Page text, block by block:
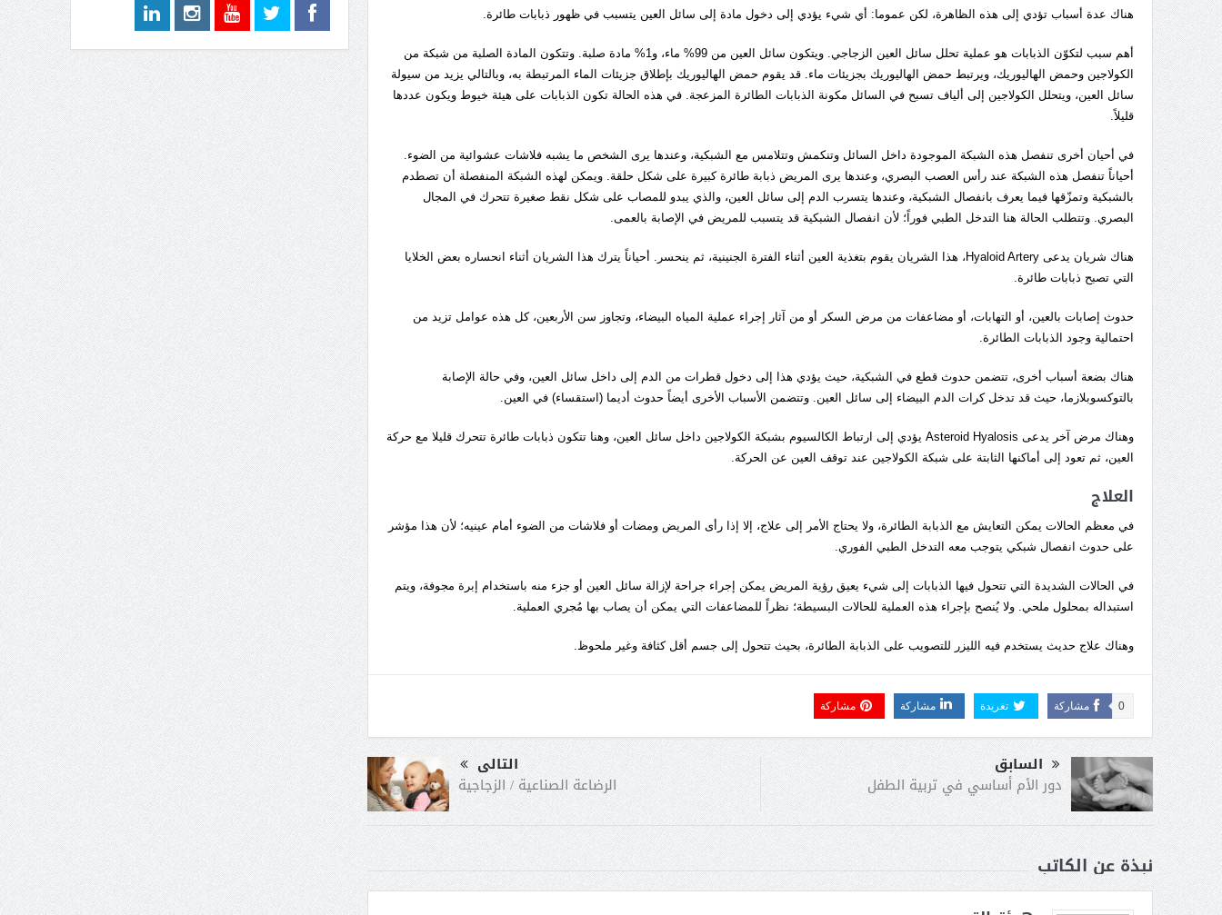
هناك عدة أسباب تؤدي إلى هذه الظاهرة، لكن عموما: أي شيء يؤدي إلى دخول مادة إلى سائل العين يتسبب في ظهور ذبابات طائرة.
أهم سبب لتكوّن الذبابات هو عملية تحلل سائل العين الزجاجي. ويتكون سائل العين من 99% ماء، و1% مادة صلبة. وتتكون المادة الصلبة من شبكة من
الكولاجين وحمض الهاليوريك، ويرتبط حمض الهاليوريك بجزيئات ماء. قد يقوم حمض الهاليوريك بإطلاق جزيئات الماء المرتبطة به، وبالتالي يزيد من سيولة
سائل العين، ويتحلل الكولاجين إلى ألياف تسبح في السائل مكونة الذبابات الطائرة المزعجة. في هذه الحالة تكون الذبابات على هيئة خيوط ويكون عددها
قليلاً.
في أحيان أخرى تنفصل هذه الشبكة الموجودة داخل السائل وتنكمش وتتلامس مع الشبكية، وعندها يرى الشخص ما يشبه فلاشات عشوائية من الضوء.
أحياناً تنفصل هذه الشبكة عند رأس العصب البصري، وعندها يرى المريض ذبابة طائرة كبيرة على شكل حلقة. ويمكن لهذه الشبكة المنفصلة أن تصطدم
بالشبكية وتمزّقها فيما يعرف بانفصال الشبكية، وعندها يتسرب الدم إلى سائل العين، والذي يبدو للمصاب على شكل نقط صغيرة تتحرك في المجال
البصري. وتتطلب الحالة هنا التدخل الطبي فوراً؛ لأن انفصال الشبكية قد يتسبب للمريض في الإصابة بالعمى.
هناك شريان يدعى Hyaloid Artery، هذا الشريان يقوم بتغذية العين أثناء الفترة الجنينية، ثم ينحسر. أحياناً يترك هذا الشريان أثناء انحساره بعض الخلايا
التي تصبح ذبابات طائرة.
حدوث إصابات بالعين، أو التهابات، أو مضاعفات من مرض السكر أو من آثار إجراء عملية المياه البيضاء، وتجاوز سن الأربعين، كل هذه عوامل تزيد من
احتمالية وجود الذبابات الطائرة.
هناك بضعة أسباب أخرى، تتضمن حدوث قطع في الشبكية، حيث يؤدي هذا إلى دخول قطرات من الدم إلى داخل سائل العين، وفي حالة الإصابة
بالتوكسوبلازما، حيث قد تدخل كرات الدم البيضاء إلى سائل العين. وتتضمن الأسباب الأخرى أيضاً حدوث أديما (استقساء) في العين.
وهناك مرض آخر يدعى Asteroid Hyalosis يؤدي إلى ارتباط الكالسيوم بشبكة الكولاجين داخل سائل العين، وهنا تتكون ذبابات طائرة تتحرك قليلا مع حركة
العين، ثم تعود إلى أماكنها الثابتة على شبكة الكولاجين عند توقف العين عن الحركة.
العلاج
في معظم الحالات يمكن التعايش مع الذبابة الطائرة، ولا يحتاج الأمر إلى علاج، إلا إذا رأى المريض ومضات أو فلاشات من الضوء أمام عينيه؛ لأن هذا مؤشر
على حدوث انفصال شبكي يتوجب معه التدخل الطبي الفوري.
في الحالات الشديدة التي تتحول فيها الذبابات إلى شيء يعيق رؤية المريض يمكن إجراء جراحة لإزالة سائل العين أو جزء منه باستخدام إبرة مجوفة، ويتم
استبداله بمحلول ملحي. ولا يُنصح بإجراء هذه العملية للحالات البسيطة؛ نظراً للمضاعفات التي يمكن أن يصاب بها مُجري العملية.
وهناك علاج حديث يستخدم فيه الليزر للتصويب على الذبابة الطائرة، بحيث تتحول إلى جسم أقل كثافة وغير ملحوظ.
مشاركة 0 تغريدة مشاركة مشاركة
السابق
دور الأم أساسي في تربية الطفل
التالى
الرضاعة الصناعية / الزجاجية
نبذة عن الكاتب